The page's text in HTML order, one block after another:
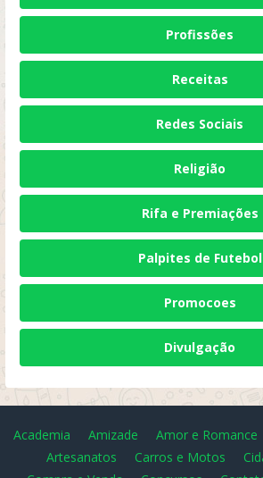
Profissões
Receitas
Redes Sociais
Religião
Rifa e Premiações
Palpites de Futebol
Promocoes
Divulgação
Academia Amizade Amor e Romance
Artesanatos
Carros e Motos